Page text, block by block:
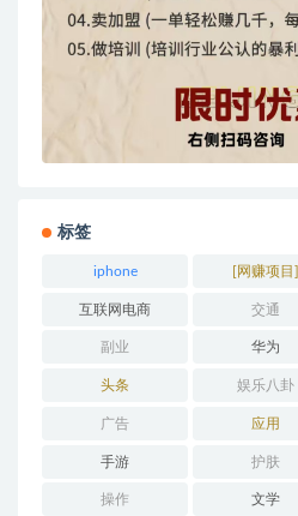
标签
iphone [网赚项目]
互联网电商 交通
副业 华为
头条 娱乐八卦
广告 应用
手游 护肤
操作 文学